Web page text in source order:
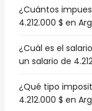
¿Cuántos
4.212.000 $ en
¿Cuál es el
un salario de
¿Qué tipo
4.212.000 $ en